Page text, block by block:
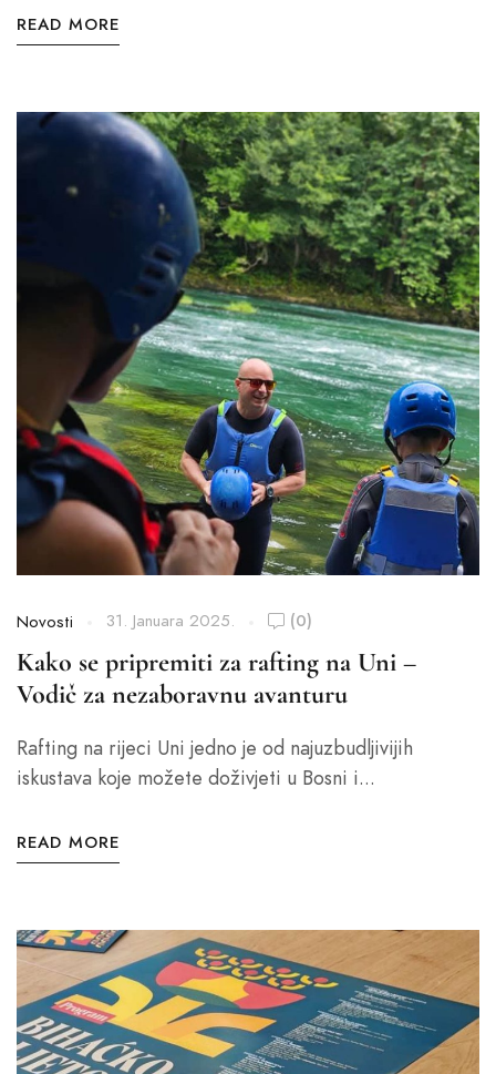
READ MORE
Novosti 31. Januara 2025. (0)
Kako se pripremiti za rafting na Uni –
Vodič za nezaboravnu avanturu
Rafting na rijeci Uni jedno je od najuzbudljivijih
iskustava koje možete doživjeti u Bosni i...
READ MORE